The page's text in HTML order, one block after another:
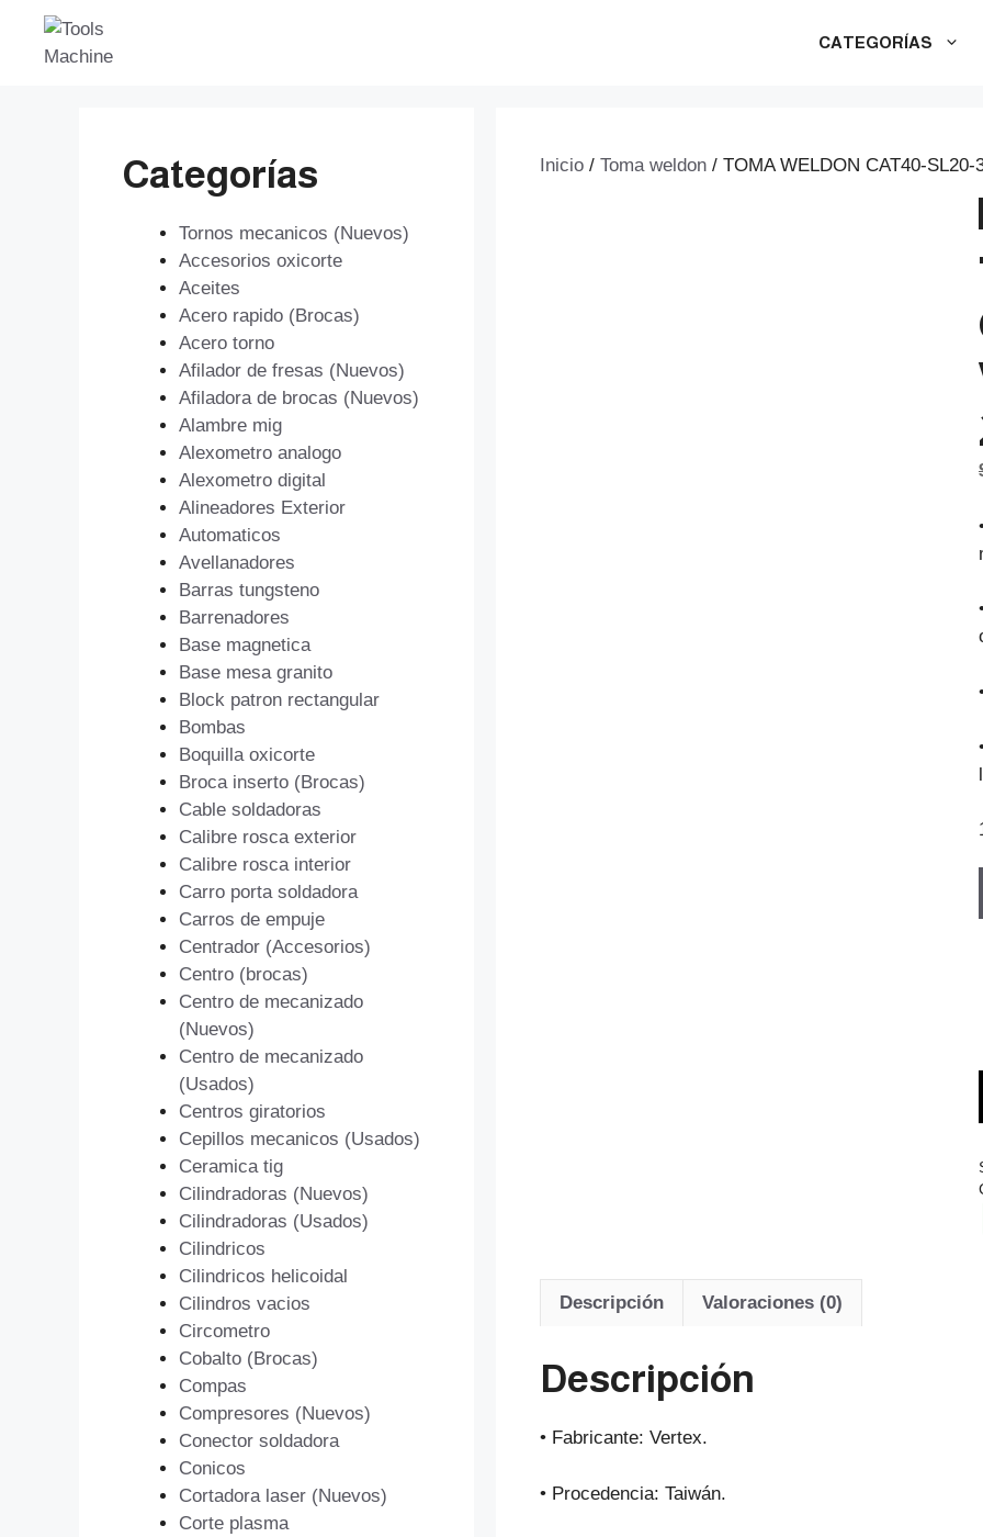
Saltar
contenido
CATEGORÍAS
Inicio / Toma weldon / TOMA WELDON CAT40-
Descripción Valoraciones (0)
Descripción
• Fabricante: Vertex.
• Procedencia: Taiwán.
Categorías
Tornos mecanicos (Nuevos)
Accesorios oxicorte
Aceites
Acero rapido (Brocas)
Acero torno
Afilador de fresas (Nuevos)
Afiladora de brocas (Nuevos)
Alambre mig
Alexometro analogo
Alexometro digital
Alineadores Exterior
Automaticos
Avellanadores
Barras tungsteno
Barrenadores
Base magnetica
Base mesa granito
Block patron rectangular
Bombas
Boquilla oxicorte
Broca inserto (Brocas)
Cable soldadoras
Calibre rosca exterior
Calibre rosca interior
Carro porta soldadora
Carros de empuje
Centrador (Accesorios)
Centro (brocas)
Centro de mecanizado
(Nuevos)
Centro de mecanizado
(Usados)
Centros giratorios
Cepillos mecanicos (Usados)
Ceramica tig
Cilindradoras (Nuevos)
Cilindradoras (Usados)
Cilindricos
Cilindricos helicoidal
Cilindros vacios
Circometro
Cobalto (Brocas)
Compas
Compresores (Nuevos)
Conector soldadora
Conicos
Cortadora laser (Nuevos)
Corte plasma